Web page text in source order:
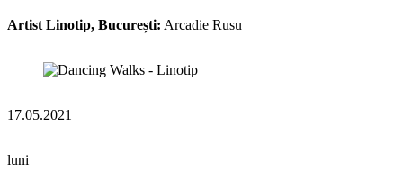
Artist Linotip, București: Arcadie Rusu
17.05.2021
luni